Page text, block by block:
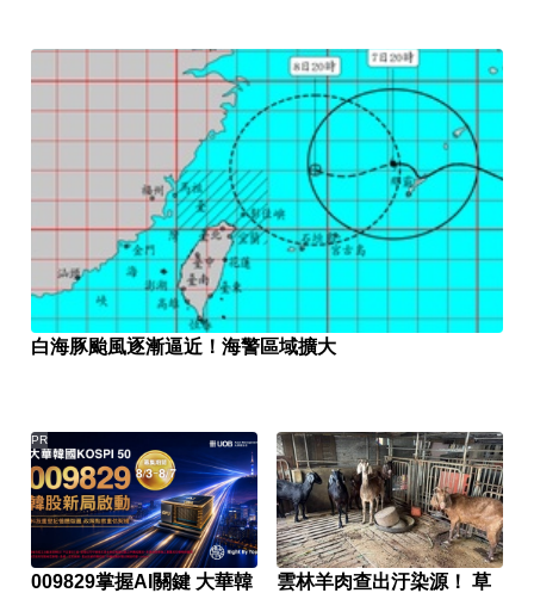
白海豚颱風逐漸逼近！海警區域擴大
009829掌握AI關鍵 大華韓
PR
雲林羊肉查出汙染源！ 草